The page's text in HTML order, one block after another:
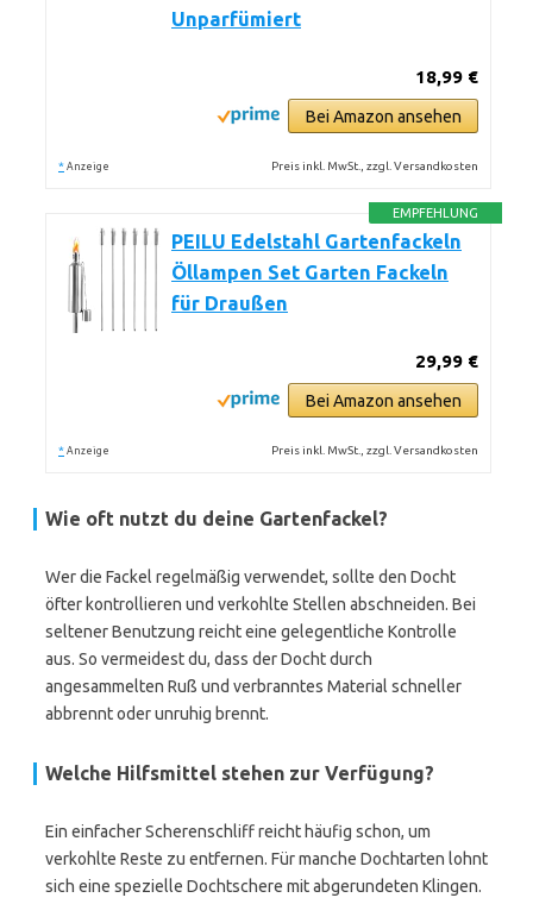
Unparfümiert
18,99 €
Bei Amazon ansehen
* Anzeige Preis inkl. MwSt., zzgl. Versandkosten
EMPFEHLUNG
PEILU Edelstahl Gartenfackeln
Öllampen Set Garten Fackeln
für Draußen
29,99 €
Bei Amazon ansehen
* Anzeige Preis inkl. MwSt., zzgl. Versandkosten
Wie oft nutzt du deine Gartenfackel?
Wer die Fackel regelmäßig verwendet, sollte den Docht
öfter kontrollieren und verkohlte Stellen abschneiden. Bei
seltener Benutzung reicht eine gelegentliche Kontrolle
aus. So vermeidest du, dass der Docht durch
angesammelten Ruß und verbranntes Material schneller
abbrennt oder unruhig brennt.
Welche Hilfsmittel stehen zur Verfügung?
Ein einfacher Scherenschliff reicht häufig schon, um
verkohlte Reste zu entfernen. Für manche Dochtarten lohnt
sich eine spezielle Dochtschere mit abgerundeten Klingen.